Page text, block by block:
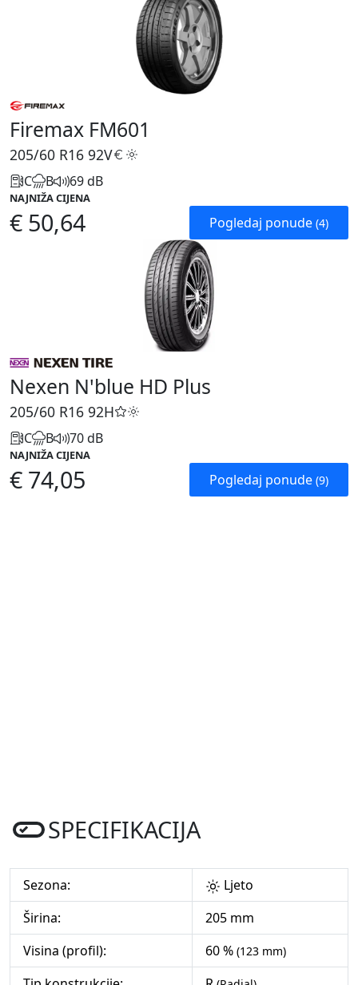
Firemax FM601
205/60 R16 92V
C B 69 dB
NAJNIŽA CIJENA
€ 50,64 Pogledaj ponude (4)
Nexen N'blue HD Plus
205/60 R16 92H
C B 70 dB
NAJNIŽA CIJENA
€ 74,05 Pogledaj ponude (9)
SPECIFIKACIJA
Sezona:
Ljeto
Širina:
205 mm
Visina (profil):
60 % (123 mm)